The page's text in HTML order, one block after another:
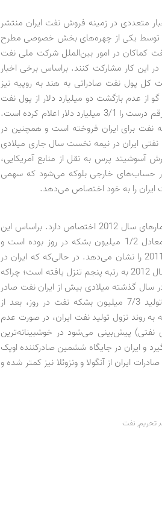
متعددی در زمینه فروش نفت ایران منتشر
توسط یکی از چهره‌های بخش خصوصی مطرح
کماکان در امور بین‌الملل شرکت ملی نفت
این کار مشارکت کنند. براساس برخی اخبار
کل پول نفت صادراتی به هند به روپیه نیز
عدم بازگشت دو میلیارد دلار از پول نفت
ایران توسط بابک زنجانی نیز خبر داد که البته بابک زنجانی رقم درست را 3/1 میلیارد دلار اعلام کرده است.
او در دوران تحریم 24میلیون بشکه نفت برای ایران فروخته است و همچنین در
ایران در نیمه نخست سال جاری میلادی
پرس به نقل از منابع آمریکایی،
ایران در حساب‌های خارجی بلوکه می‌شود که سهمی
مدتی پیش، بولتن آماری سالانه اوپک منتشر شد که به آمارهای سال 2012 اختصاص دارد. براساس این
گزارش، متوسط صادرات نفت خام ایران در سال 2012 معادل 1/2 میلیون بشکه در روز بوده است و
کاهش بیش از 400هزار بشکه‌ای نسبت به مقادیر سال 2011 را نشان می‌دهد. در حالی‌که که ایران در
سال 2011 دومین صادرکننده اوپک به شمار می‌رفت، در سال 2012 به رتبه پنجم تنزل یافته است؛ چراکه
سال گذشته میلادی بیش از ایران نفت صادر
کرده‌اند. با این وجود، ایران در سال گذشته کماکان با تولید 7/3 میلیون بشکه نفت در روز، بعد از
روند نزول تولید نفت ایران، در صورت عدم
پیش‌بینی می‌شود در خوشبینانه‌ترین
و ایران در جایگاه ششمین صادرکننده اوپک
ایران از آنگولا و ونزوئلا نیز کمتر شده و
,تحریم,نفت